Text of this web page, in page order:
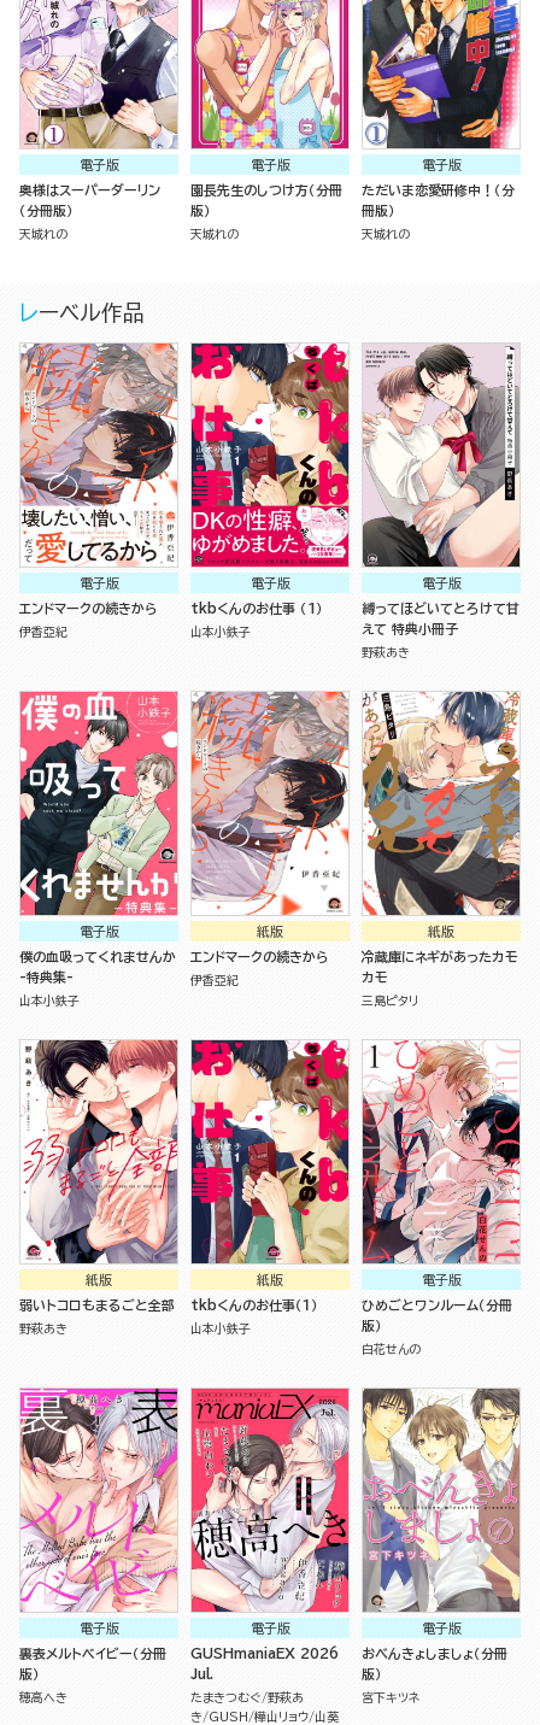
電子版
奥様はスーパーダーリン
（分冊版）
天城れの
電子版
園長先生のしつけ方（分冊
版）
天城れの
電子版
ただいま恋愛研修中！（分
冊版）
天城れの
レーベル作品
電子版
エンドマークの続きから
伊香亞紀
電子版
tkbくんのお仕事 （1）
山本小鉄子
電子版
縛ってほどいてとろけて甘
えて 特典小冊子
野萩あき
電子版
僕の血吸ってくれませんか
-特典集-
山本小鉄子
紙版
エンドマークの続きから
伊香亞紀
紙版
冷蔵庫にネギがあったカモ
カモ
三島ピタリ
紙版
弱いトコロもまるごと全部
野萩あき
紙版
tkbくんのお仕事（１）
山本小鉄子
電子版
ひめごとワンルーム（分冊
版）
白花せんの
電子版
裏表メルトベイビー（分冊
版）
穂高へき
電子版
GUSHmaniaEX 2026
Jul.
たまきつむぐ 野萩あ
き
GUSH 樺山リョウ 山葵
電子版
おべんきょしましょ（分冊
版）
宮下キツネ